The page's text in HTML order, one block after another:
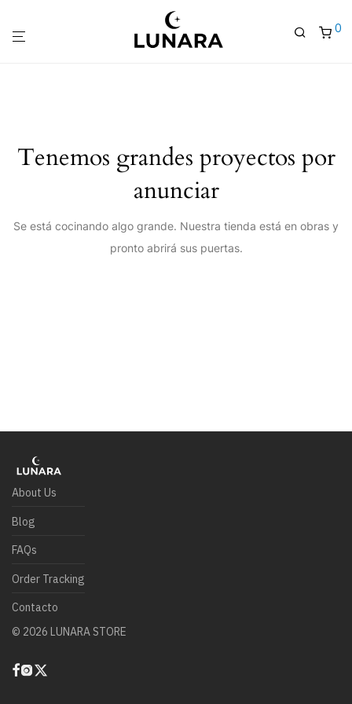
0
Tenemos grandes proyectos por
anunciar
Se está cocinando algo grande. Nuestra tienda está en obras y
pronto abrirá sus puertas.
About Us
Blog
FAQs
Order Tracking
Contacto
© 2026 LUNARA STORE